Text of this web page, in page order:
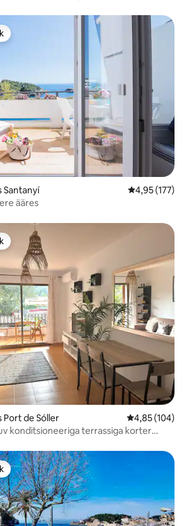
Santanyí Keskmine
4,95 (177)
ääres
Port de Sóller Keskmine
4,85 (104)
konditsioneeriga terrassiga korter